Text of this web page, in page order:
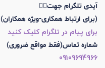
آیدی تلگرام جهت👇🏼
(برای ارتباط همکاری-ویژه همکاران)
برای پیام در تلگرام کلیک کنید
شماره تماس(فقط مواقع ضروری)
09109694966